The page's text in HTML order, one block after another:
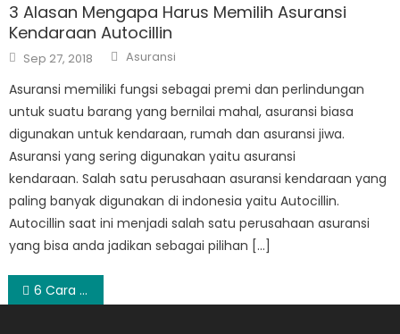
3 Alasan Mengapa Harus Memilih Asuransi
Kendaraan Autocillin
Posted
on
Sep 27, 2018 Author
Asuransi
Asuransi memiliki fungsi sebagai premi dan perlindungan
untuk suatu barang yang bernilai mahal, asuransi biasa
digunakan untuk kendaraan, rumah dan asuransi jiwa.
Asuransi yang sering digunakan yaitu asuransi
kendaraan. Salah satu perusahaan asuransi kendaraan yang
paling banyak digunakan di indonesia yaitu Autocillin.
Autocillin saat ini menjadi salah satu perusahaan asuransi
yang bisa anda jadikan sebagai pilihan […]
Post
6 Cara Jitu Mengatasi Buah Hati Yang Susah Makan